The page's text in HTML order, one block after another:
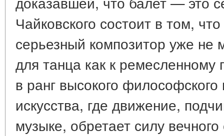
Чайковского состоит в том,
серьезный композитор уже не
для танца как к ремесленному
в ранг высокого философского
искусства, где движение,
музыке, обретает силу